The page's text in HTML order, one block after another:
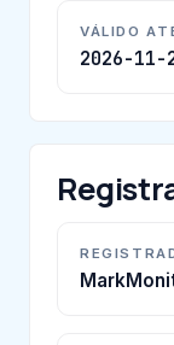
VÁLIDO
2026-11-